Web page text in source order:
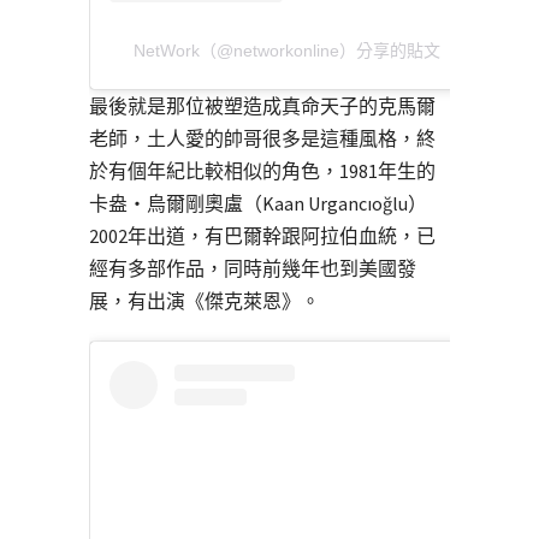
NetWork（@networkonline）分享的貼文
最後就是那位被塑造成真命天子的克馬爾
老師，土人愛的帥哥很多是這種風格，終
於有個年紀比較相似的角色，1981年生的
卡盎・烏爾剛奧盧（Kaan Urgancıoğlu）
2002年出道，有巴爾幹跟阿拉伯血統，已
經有多部作品，同時前幾年也到美國發
展，有出演《傑克萊恩》。